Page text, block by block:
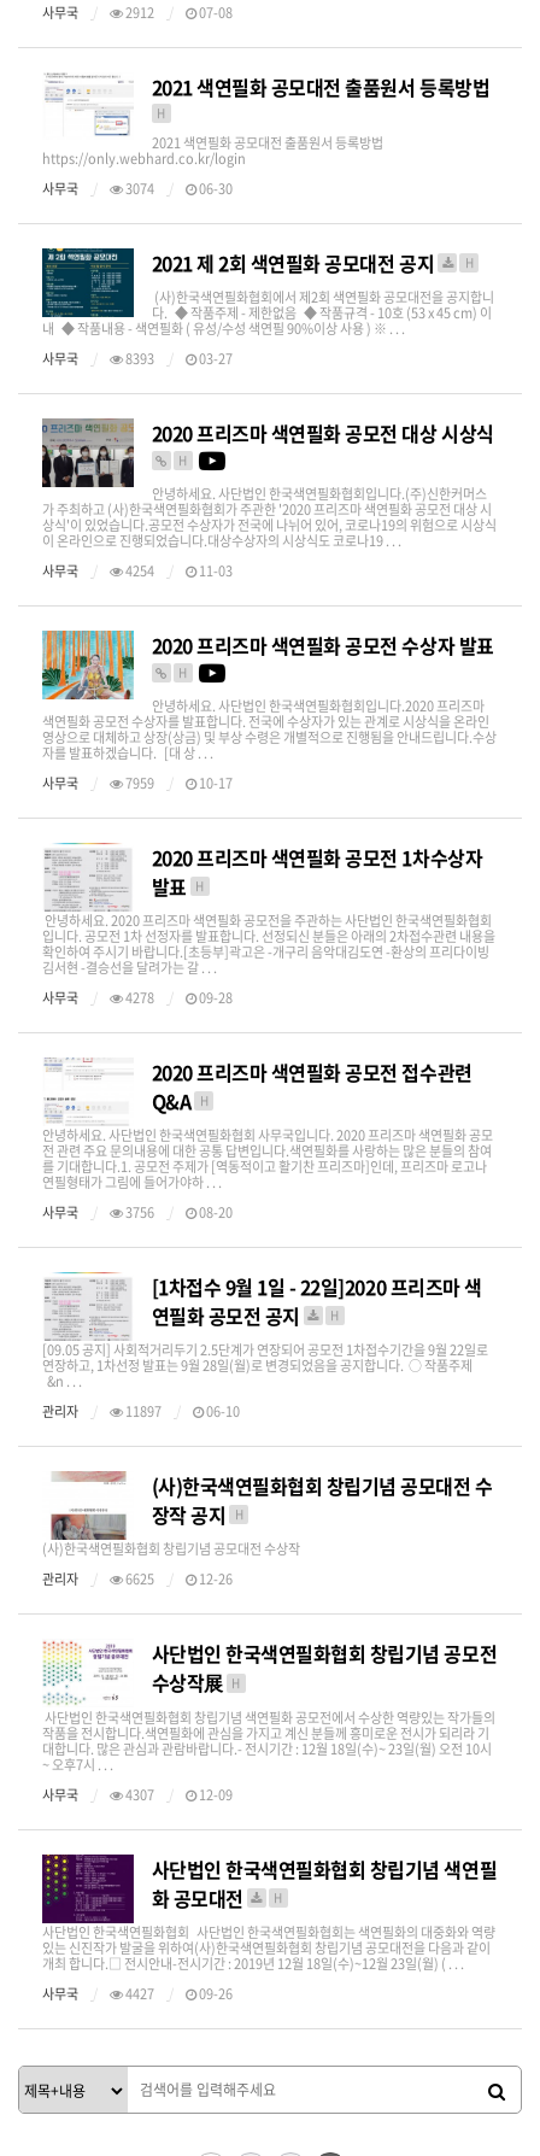
사무국
2912 07-08
2021 색연필화 공모대전 출품원서 등록방법
H
2021 색연필화 공모대전 출품원서 등록방법
https://only.webhard.co.kr/login
사무국
3074 06-30
2021 제 2회 색연필화 공모대전 공지 H
(사)한국색연필화협회에서 제2회 색연필화 공모대전을 공지합니
다. ◆ 작품주제 - 제한없음 ◆ 작품규격 - 10호 (53 x 45 cm) 이
내 ◆ 작품내용 - 색연필화 ( 유성/수성 색연필 90%이상 사용 ) ※ . . .
사무국
8393 03-27
2020 프리즈마 색연필화 공모전 대상 시상식
H
안녕하세요. 사단법인 한국색연필화협회입니다.(주)신한커머스
가 주최하고 (사)한국색연필화협회가 주관한 '2020 프리즈마 색연필화 공모전 대상 시
상식'이 있었습니다.공모전 수상자가 전국에 나뉘어 있어, 코로나19의 위험으로 시상식
이 온라인으로 진행되었습니다.대상수상자의 시상식도 코로나19 . . .
사무국
4254 11-03
2020 프리즈마 색연필화 공모전 수상자 발표
H
안녕하세요. 사단법인 한국색연필화협회입니다.2020 프리즈마
색연필화 공모전 수상자를 발표합니다. 전국에 수상자가 있는 관계로 시상식을 온라인
영상으로 대체하고 상장(상금) 및 부상 수령은 개별적으로 진행됨을 안내드립니다.수상
자를 발표하겠습니다. [대 상 . . .
사무국
7959 10-17
2020 프리즈마 색연필화 공모전 1차수상자
발표 H
안녕하세요. 2020 프리즈마 색연필화 공모전을 주관하는 사단법인 한국색연필화협회
입니다. 공모전 1차 선정자를 발표합니다. 선정되신 분들은 아래의 2차접수관련 내용을
확인하여 주시기 바랍니다.[초등부]곽고은 -개구리 음악대김도연 -환상의 프리다이빙
김서현 -결승선을 달려가는 갈 . . .
사무국
4278 09-28
2020 프리즈마 색연필화 공모전 접수관련
Q&A H
안녕하세요. 사단법인 한국색연필화협회 사무국입니다. 2020 프리즈마 색연필화 공모
전 관련 주요 문의내용에 대한 공통 답변입니다.색연필화를 사랑하는 많은 분들의 참여
를 기대합니다.1. 공모전 주제가 [역동적이고 활기찬 프리즈마]인데, 프리즈마 로고나
연필형태가 그림에 들어가야하 . . .
사무국
3756 08-20
[1차접수 9월 1일 - 22일]2020 프리즈마 색
연필화 공모전 공지
H
[09.05 공지] 사회적거리두기 2.5단계가 연장되어 공모전 1차접수기간을 9월 22일로
연장하고, 1차선정 발표는 9월 28일(월)로 변경되었음을 공지합니다. ○ 작품주제
&n . . .
관리자
11897 06-10
(사)한국색연필화협회 창립기념 공모대전 수
장작 공지
H
(사)한국색연필화협회 창립기념 공모대전 수상작
관리자
6625 12-26
사단법인 한국색연필화협회 창립기념 공모전
수상작展 H
사단법인 한국색연필화협회 창립기념 색연필화 공모전에서 수상한 역량있는 작가들의
작품을 전시합니다.색연필화에 관심을 가지고 계신 분들께 흥미로운 전시가 되리라 기
대합니다. 많은 관심과 관람바랍니다.- 전시기간 : 12월 18일(수)~ 23일(월) 오전 10시
~ 오후7시 . . .
사무국
4307 12-09
사단법인 한국색연필화협회 창립기념 색연필
화 공모대전
H
사단법인 한국색연필화협회 사단법인 한국색연필화협회는 색연필화의 대중화와 역량
있는 신진작가 발굴을 위하여(사)한국색연필화협회 창립기념 공모대전을 다음과 같이
개최 합니다.□ 전시안내-전시기간 : 2019년 12월 18일(수)~12월 23일(월) ( . . .
사무국
4427 09-26